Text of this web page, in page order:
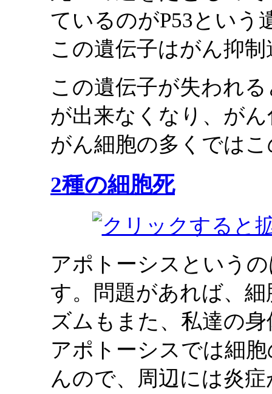
ているのがP53という
この遺伝子はがん抑
この遺伝子が失われ
が出来なくなり、が
がん細胞の多くでは
2種の細胞死
アポトーシスという
す。問題があれば、
ズムもまた、私達の
アポトーシスでは細
んので、周辺には炎